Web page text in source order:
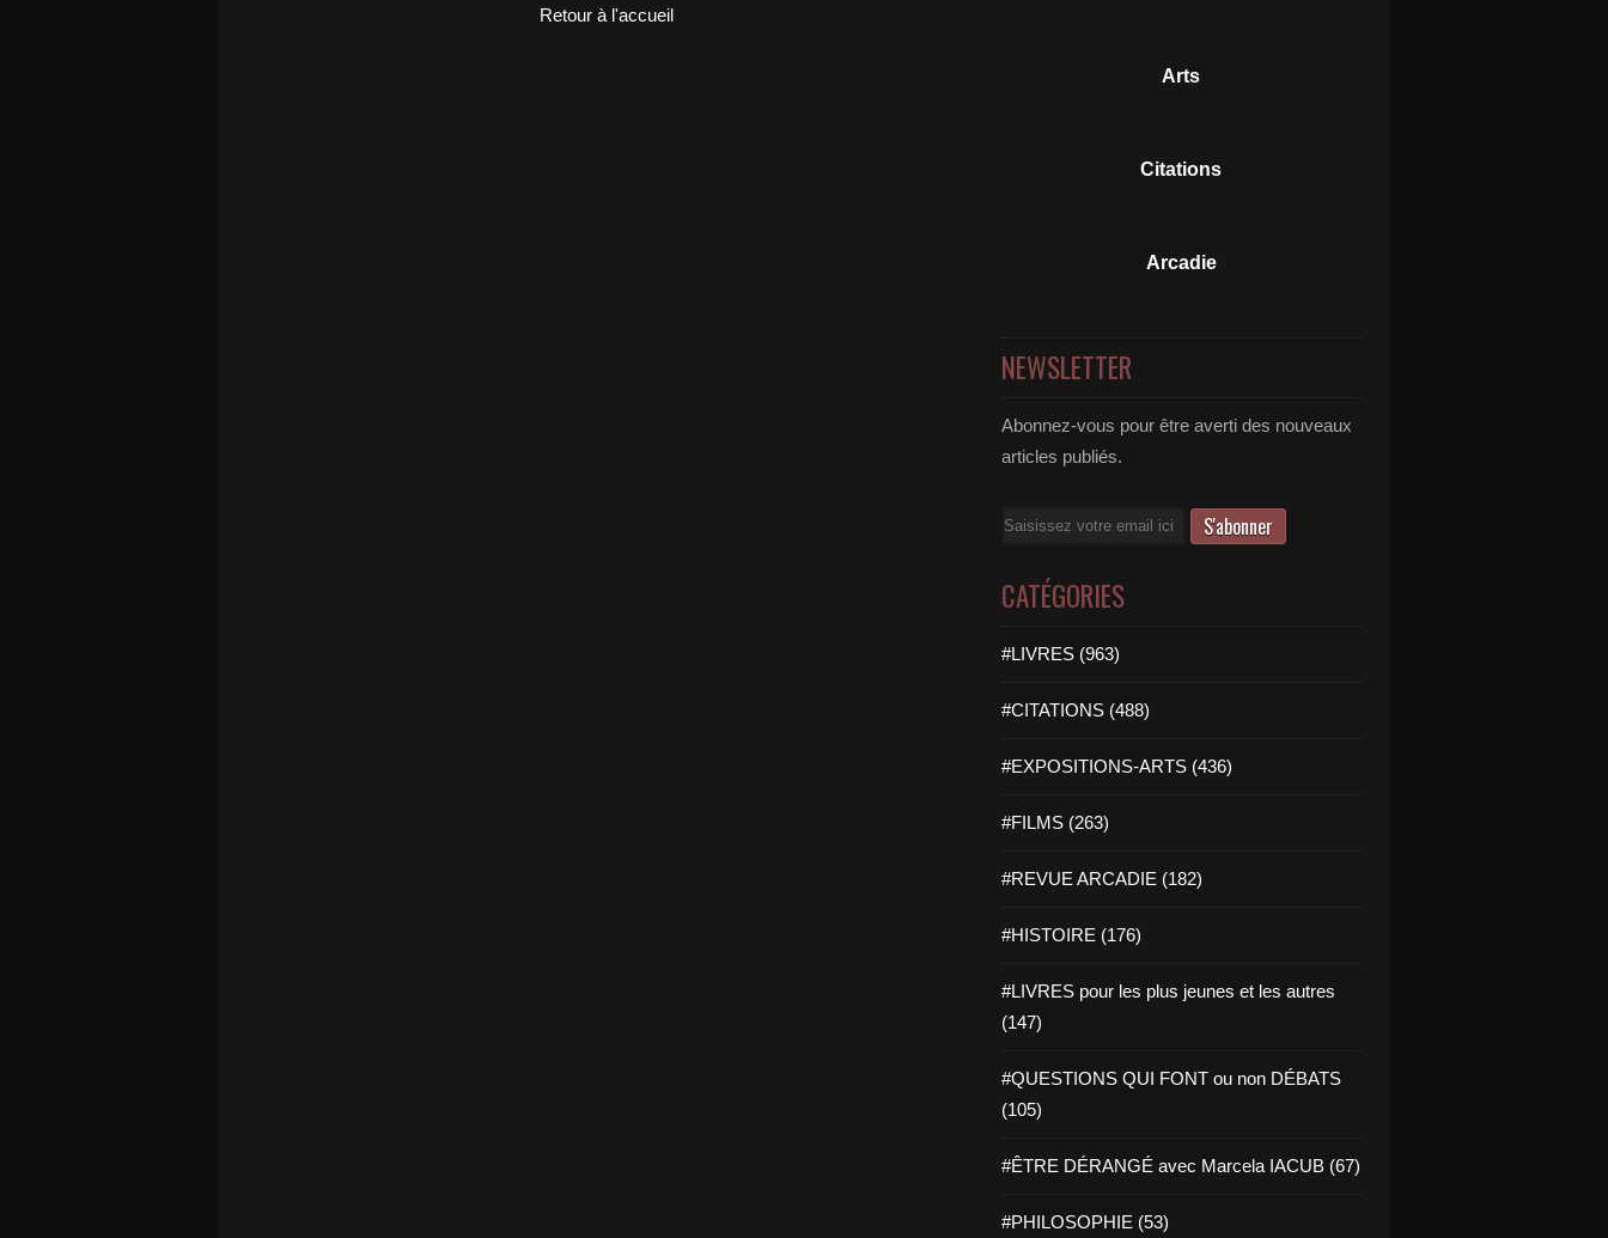
Retour à l'accueil
Arts
Citations
Arcadie
NEWSLETTER
Abonnez-vous pour être averti des nouveaux
articles publiés.
Email
CATÉGORIES
#LIVRES (963)
#CITATIONS (488)
#EXPOSITIONS-ARTS (436)
#FILMS (263)
#REVUE ARCADIE (182)
#HISTOIRE (176)
#LIVRES pour les plus jeunes et les autres
(147)
#QUESTIONS QUI FONT ou non DÉBATS
(105)
#ÊTRE DÉRANGÉ avec Marcela IACUB (67)
#PHILOSOPHIE (53)